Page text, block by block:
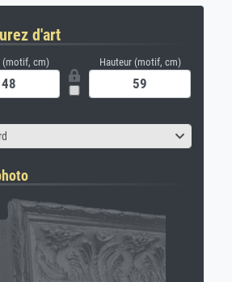
d'art
(motif, cm) Hauteur (motif, cm)